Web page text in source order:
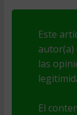
Este
autor(a)
las
El